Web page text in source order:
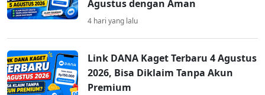
Agustus dengan Aman
4 hari yang lalu
Link DANA Kaget Terbaru 4 Agustus
2026, Bisa Diklaim Tanpa Akun
Premium